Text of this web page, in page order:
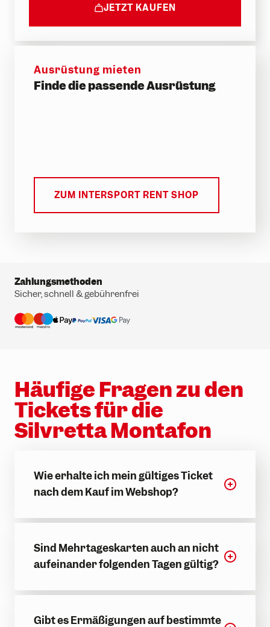
JETZT KAUFEN
Ausrüstung mieten
Finde die passende Ausrüstung
ZUM INTERSPORT RENT SHOP
Zahlungsmethoden
Sicher, schnell & gebührenfrei
Häufige Fragen zu den
Tickets für die
Silvretta Montafon
Wie erhalte ich mein gültiges Ticket
nach dem Kauf im Webshop?
Sind Mehrtageskarten auch an nicht
aufeinander folgenden Tagen gültig?
Gibt es Ermäßigungen auf bestimmte